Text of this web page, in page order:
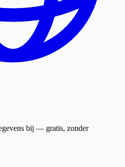
bij — gratis, zonder